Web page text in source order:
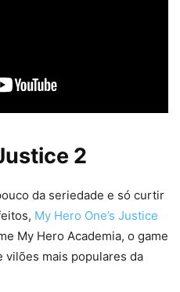
2
da seriedade e só curtir
My Hero One’s Justice
My Hero Academia, o game
vilões mais populares da